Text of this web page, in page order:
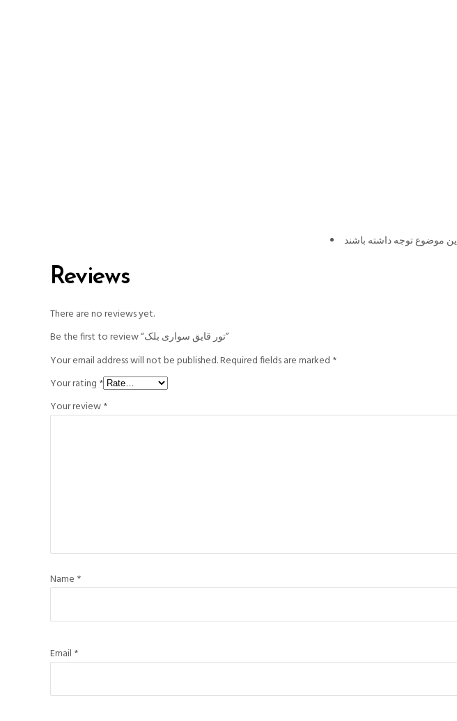
Reviews
There are no reviews yet.
Be the first to review “تور قایق سواری بلک”
Your email address will not be published.Required fields are marked *
Your rating *
Your review*
Name *
Email *